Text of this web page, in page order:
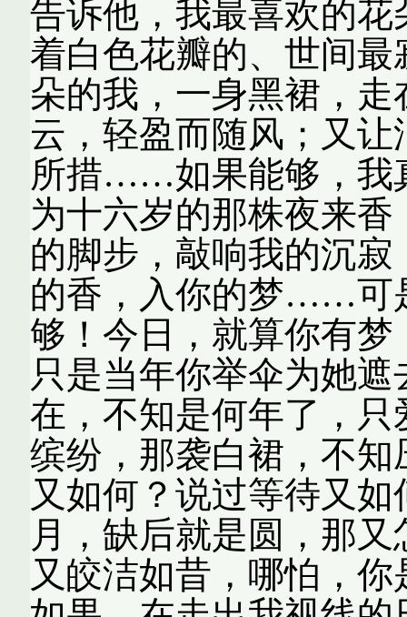
告诉他，我最喜欢的
着白色花瓣的、世间
朵的我，一身黑裙，
云，轻盈而随风；又
所措……如果能够，我
为十六岁的那株夜来
的脚步，敲响我的沉
的香，入你的梦……可
够！今日，就算你有
只是当年你举伞为她
在，不知是何年了，
缤纷，那袭白裙，不
又如何？说过等待又
月，缺后就是圆，那
又皎洁如昔，哪怕，